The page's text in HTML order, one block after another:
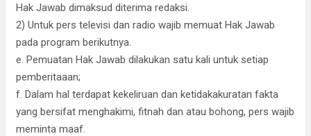
Hak Jawab dimaksud diterima redaksi.
2) Untuk pers televisi dan radio wajib memuat Hak Jawab
pada program berikutnya.
e. Pemuatan Hak Jawab dilakukan satu kali untuk setiap
pemberitaaan;
f. Dalam hal terdapat kekeliruan dan ketidakakuratan fakta
yang bersifat menghakimi, fitnah dan atau bohong, pers wajib
meminta maaf.